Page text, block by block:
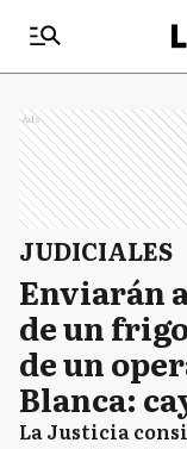
Ads
JUDICIALES
Enviarán
de un
de un
Blanca:
La Justicia